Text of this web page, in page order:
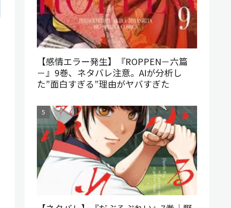
【感情エラー発生】『ROPPEN－六篇
－』9巻、ネタバレ注意。AIが分析し
た”面白すぎる”理由がヤバすぎた